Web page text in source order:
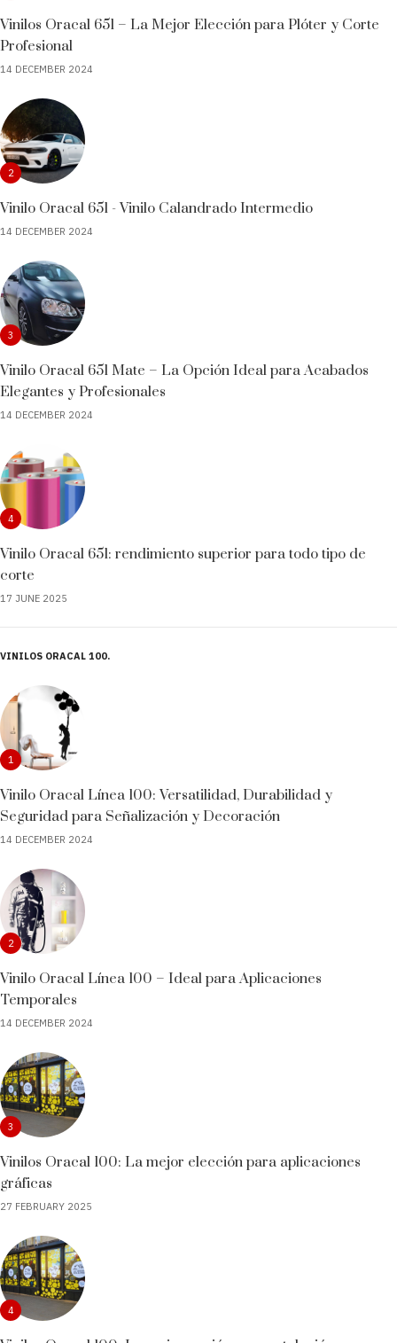
Vinilos Oracal 651 – La Mejor Elección para Plóter y Corte
Profesional
14 DECEMBER 2024
2
Vinilo Oracal 651 - Vinilo Calandrado Intermedio
14 DECEMBER 2024
3
Vinilo Oracal 651 Mate – La Opción Ideal para Acabados
Elegantes y Profesionales
14 DECEMBER 2024
4
Vinilo Oracal 651: rendimiento superior para todo tipo de
corte
17 JUNE 2025
VINILOS ORACAL 100
1
Vinilo Oracal Línea 100: Versatilidad, Durabilidad y
Seguridad para Señalización y Decoración
14 DECEMBER 2024
2
Vinilo Oracal Línea 100 – Ideal para Aplicaciones
Temporales
14 DECEMBER 2024
3
Vinilos Oracal 100: La mejor elección para aplicaciones
gráficas
27 FEBRUARY 2025
4